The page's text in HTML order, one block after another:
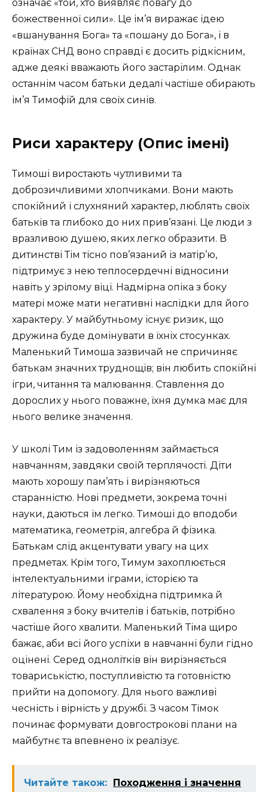
означає «той, хто виявляє повагу до
божественної сили». Це ім’я виражає ідею
«вшанування Бога» та «пошану до Бога», і в
країнах СНД воно справді є досить рідкісним,
адже деякі вважають його застарілим. Однак
останнім часом батьки дедалі частіше обирають
ім’я Тимофій для своїх синів.
Риси характеру (Опис імені)
Тимоші виростають чутливими та
доброзичливими хлопчиками. Вони мають
спокійний і слухняний характер, люблять своїх
батьків та глибоко до них прив’язані. Це люди з
вразливою душею, яких легко образити. В
дитинстві Тім тісно пов’язаний із матір’ю,
підтримує з нею теплосердечні відносини
навіть у зрілому віці. Надмірна опіка з боку
матері може мати негативні наслідки для його
характеру. У майбутньому існує ризик, що
дружина буде домінувати в їхніх стосунках.
Маленький Тимоша зазвичай не спричиняє
батькам значних труднощів; він любить спокійні
ігри, читання та малювання. Ставлення до
дорослих у нього поважне, їхня думка має для
нього велике значення.
У школі Тим із задоволенням займається
навчанням, завдяки своїй терплячості. Діти
мають хорошу пам’ять і вирізняються
старанністю. Нові предмети, зокрема точні
науки, даються їм легко. Тимоші до вподоби
математика, геометрія, алгебра й фізика.
Батькам слід акцентувати увагу на цих
предметах. Крім того, Тимум захоплюється
інтелектуальними іграми, історією та
літературою. Йому необхідна підтримка й
схвалення з боку вчителів і батьків, потрібно
частіше його хвалити. Маленький Тіма щиро
бажає, аби всі його успіхи в навчанні були гідно
оцінені. Серед однолітків він вирізняється
товариськістю, поступливістю та готовністю
прийти на допомогу. Для нього важливі
чесність і вірність у дружбі. З часом Тімок
починає формувати довгострокові плани на
майбутнє та впевнено їх реалізує.
Читайте також: Походження і значення